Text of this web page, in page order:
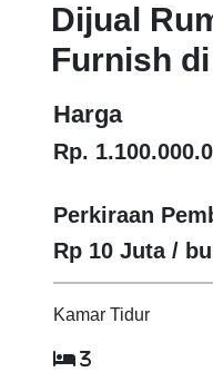
Dijual
Furnish
Harga
Rp.
Perkiraan
Rp 10 Juta /
Kamar Tidur
3